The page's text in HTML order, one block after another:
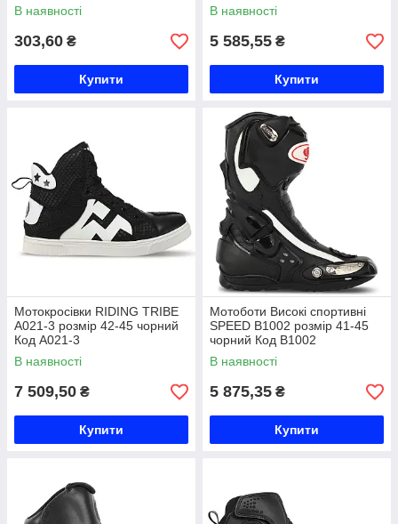
В наявності
303,60 ₴
Купити
В наявності
5 585,55 ₴
Купити
Мотокросівки RIDING TRIBE
A021-3 розмір 42-45 чорний
Код A021-3
В наявності
7 509,50 ₴
Купити
Мотоботи Високі спортивні
SPEED B1002 розмір 41-45
чорний Код B1002
В наявності
5 875,35 ₴
Купити